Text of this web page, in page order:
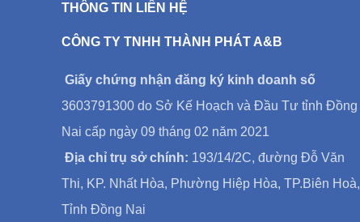
THÔNG TIN LIÊN HỆ
CÔNG TY TNHH THÀNH PHÁT A&B
Giấy chứng nhận đăng ký kinh doanh số
3603791300 do Sở Kế Hoạch và Đầu Tư tỉnh Đồng
Nai cấp ngày 09 tháng 02 năm 2021
Địa chỉ trụ sở chính: 193/14/2C, đường Đỗ Văn
Thi, KP. Nhất Hòa, Phường Hiệp Hòa, TP.Biên Hoà,
Tỉnh Đồng Nai